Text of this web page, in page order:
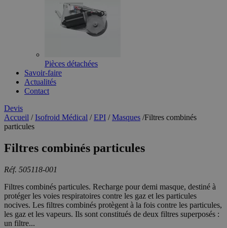
Pièces détachées
Savoir-faire
Actualités
Contact
Devis
Accueil /Isofroid Médical /EPI /Masques /Filtres combinés
particules
Filtres combinés particules
Réf. 505118-001
Filtres combinés particules. Recharge pour demi masque, destiné à
protéger les voies respiratoires contre les gaz et les particules
nocives. Les filtres combinés protègent à la fois contre les particules,
les gaz et les vapeurs. Ils sont constitués de deux filtres superposés :
un filtre...